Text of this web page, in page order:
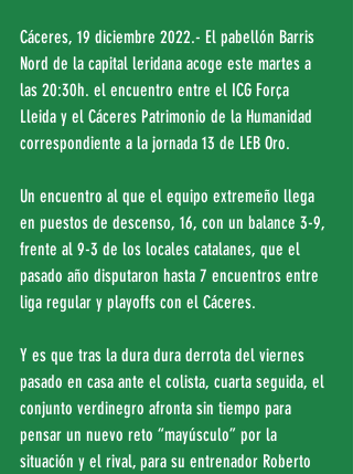
Cáceres, 19 diciembre 2022.- El pabellón Barris
Nord de la capital leridana acoge este martes a
las 20:30h. el encuentro entre el ICG Força
Lleida y el Cáceres Patrimonio de la Humanidad
correspondiente a la jornada 13 de LEB Oro.
Un encuentro al que el equipo extremeño llega
en puestos de descenso, 16, con un balance 3-9,
frente al 9-3 de los locales catalanes, que el
pasado año disputaron hasta 7 encuentros entre
liga regular y playoffs con el Cáceres.
Y es que tras la dura dura derrota del viernes
pasado en casa ante el colista, cuarta seguida, el
conjunto verdinegro afronta sin tiempo para
pensar un nuevo reto “mayúsculo” por la
situación y el rival, para su entrenador Roberto